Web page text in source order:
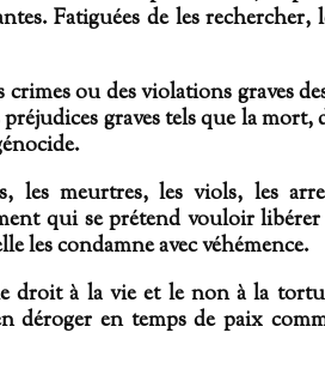
Fatiguées de les
ou des violations graves
graves tels que la
les meurtres, les viols, les
qui se prétend vouloir
les condamne avec véhémence.
droit à la vie et le non à la
en temps de paix